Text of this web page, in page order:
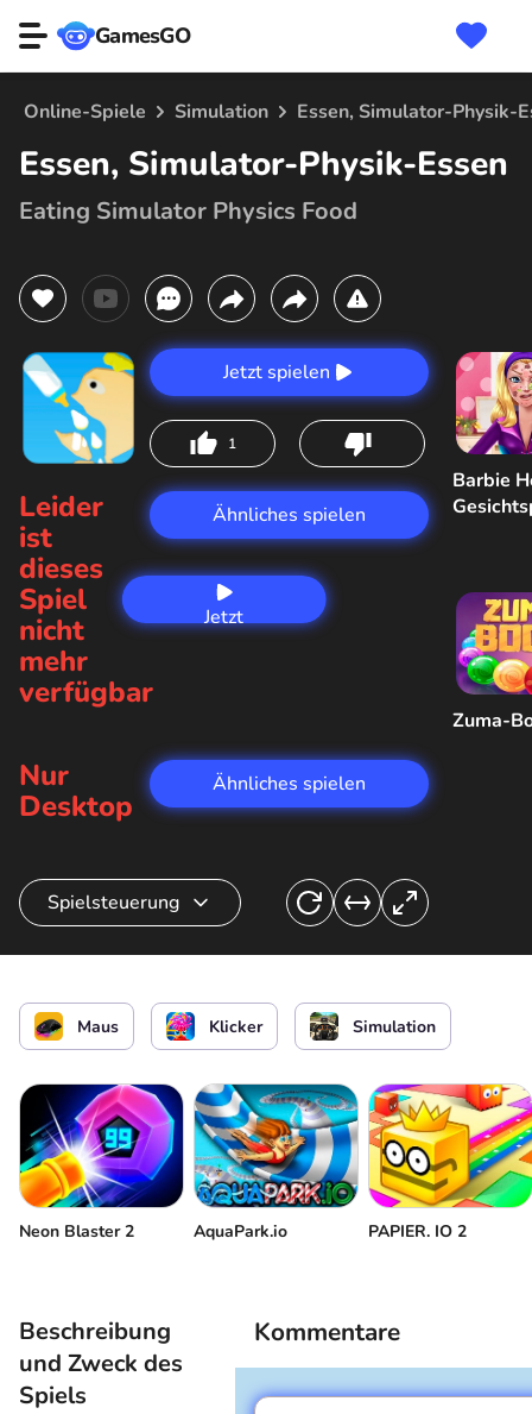
GamesGO
Online-Spiele Simulation Essen, Simulator-Physik-
Essen, Simulator-Physik-Essen
Eating Simulator Physics Food
Jetzt
Jetzt spielen
1
Leider
ist
dieses
Spiel
nicht
mehr
verfügbar
Ähnliches spielen
Nur
Desktop
Ähnliches spielen
Barbie
Zuma-
Spielsteuerung
Feed-Charakter
Maus Klicker Simulation
Neon Blaster 2 AquaPark.io PAPIER. IO 2
Beschreibung
und Zweck des
Spiels
Kommentare